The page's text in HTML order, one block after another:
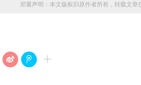
郑重声明：本文版权归原作者所有，转载文